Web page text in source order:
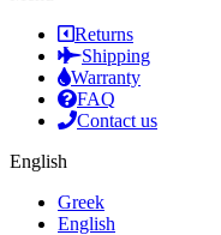
Returns
Shipping
Warranty
FAQ
Contact us
English
Greek
English